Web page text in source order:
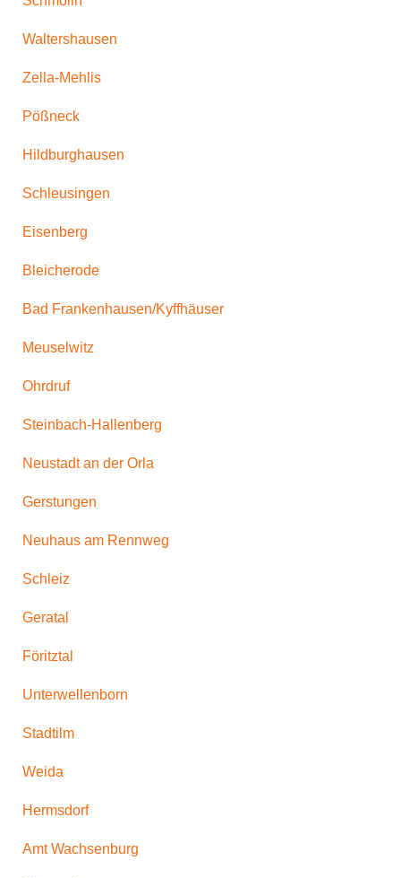
Waltershausen
Zella-Mehlis
Pößneck
Hildburghausen
Schleusingen
Eisenberg
Bleicherode
Bad Frankenhausen/Kyffhäuser
Meuselwitz
Ohrdruf
Steinbach-Hallenberg
Neustadt an der Orla
Gerstungen
Neuhaus am Rennweg
Schleiz
Geratal
Föritztal
Unterwellenborn
Stadtilm
Weida
Hermsdorf
Amt Wachsenburg